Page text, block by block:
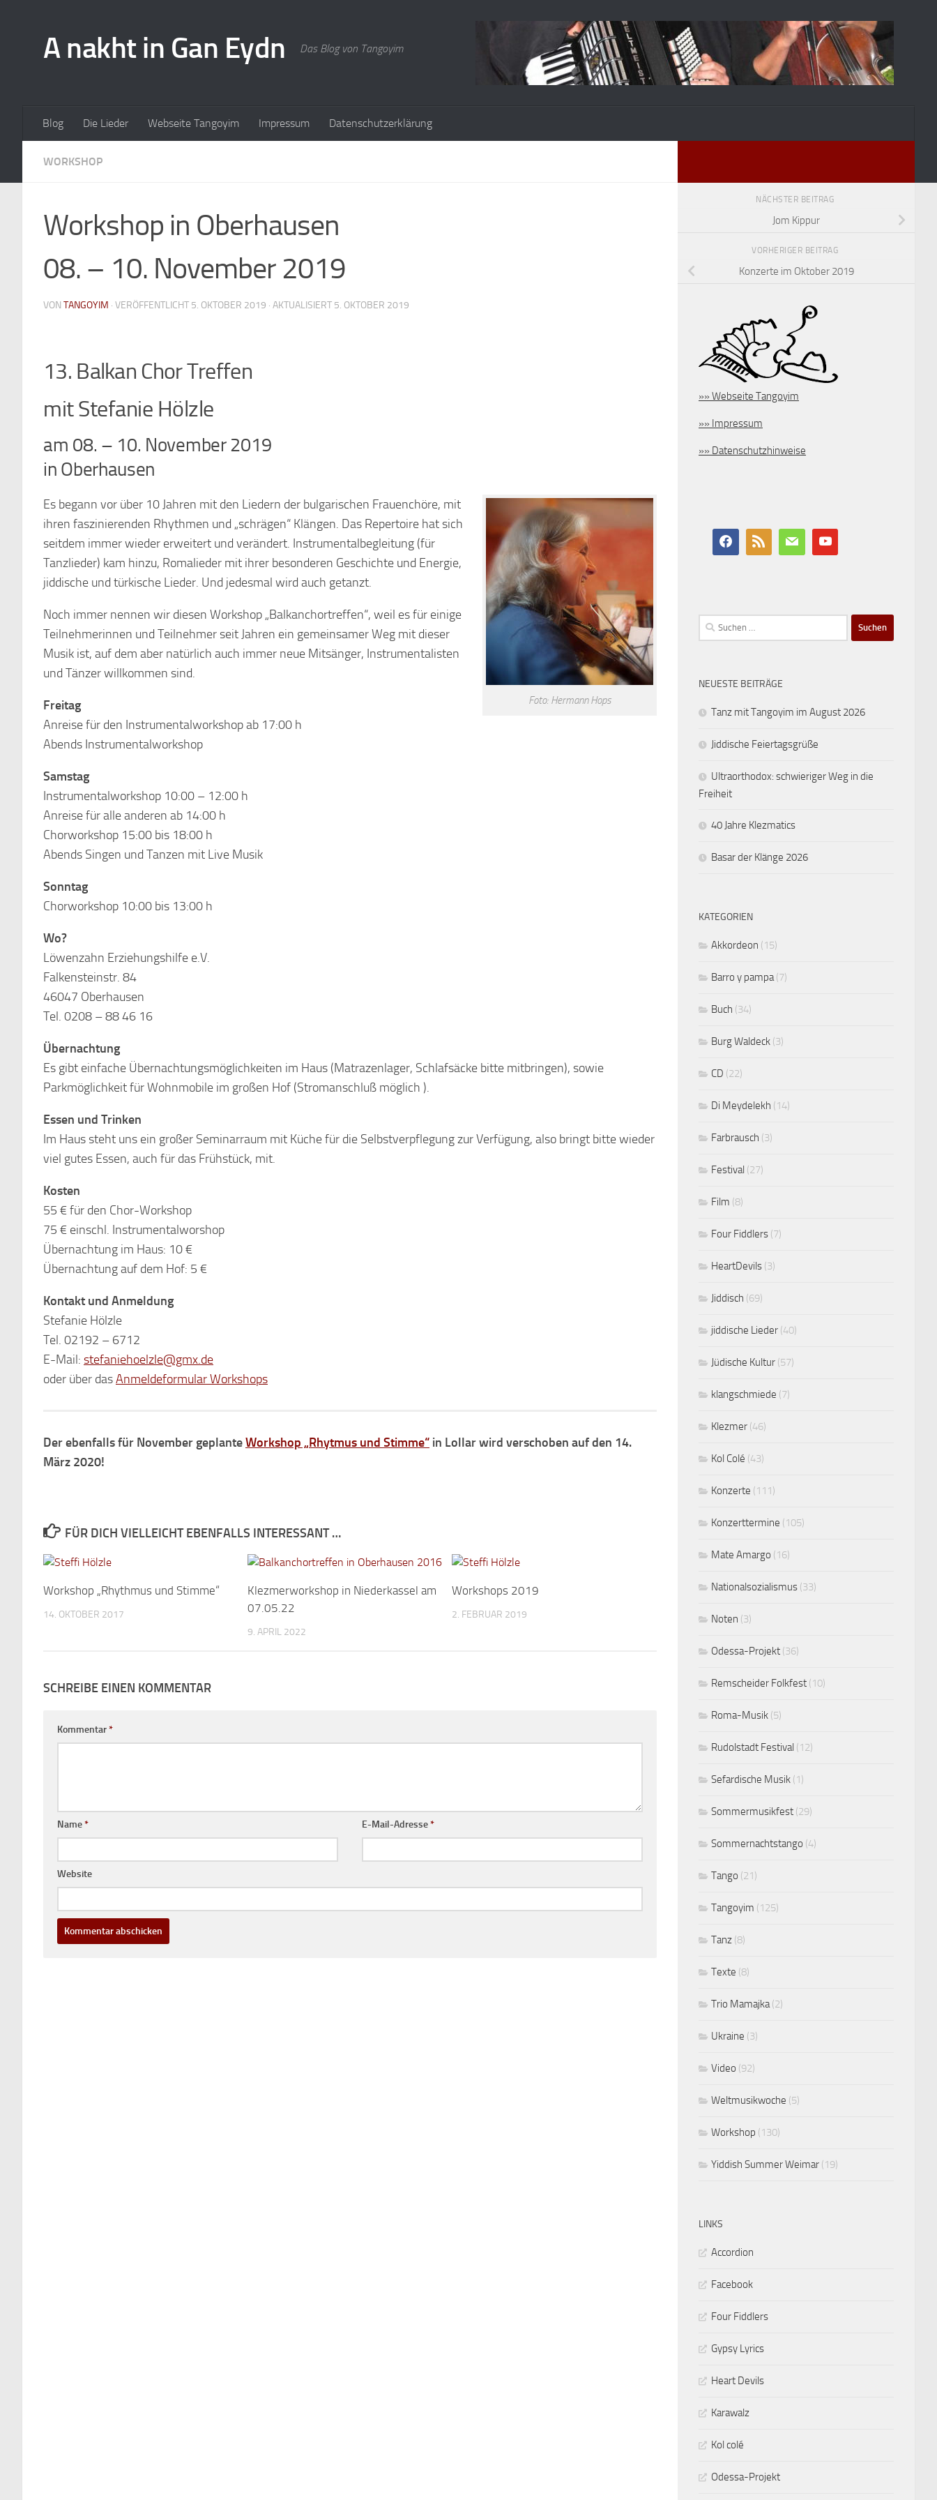
A nakht in Gan Eydn Das Blog von Tangoyim
Blog Die Lieder Webseite Tangoyim Impressum Datenschutzerklärung
WORKSHOP
Workshop in Oberhausen
08. – 10. November 2019
VON TANGOYIM · VERÖFFENTLICHT 5. OKTOBER 2019 · AKTUALISIERT 5. OKTOBER 2019
13. Balkan Chor Treffen
mit Stefanie Hölzle
am 08. – 10. November 2019
in Oberhausen
Foto: Hermann Hops
Es begann vor über 10 Jahren mit den Liedern der bulgarischen Frauenchöre, mit
ihren faszinierenden Rhythmen und „schrägen“ Klängen. Das Repertoire hat sich
seitdem immer wieder erweitert und verändert. Instrumentalbegleitung (für
Tanzlieder) kam hinzu, Romalieder mit ihrer besonderen Geschichte und Energie,
jiddische und türkische Lieder. Und jedesmal wird auch getanzt.
Noch immer nennen wir diesen Workshop „Balkanchortreffen“, weil es für einige
Teilnehmerinnen und Teilnehmer seit Jahren ein gemeinsamer Weg mit dieser
Musik ist, auf dem aber natürlich auch immer neue Mitsänger, Instrumentalisten
und Tänzer willkommen sind.
Freitag
Anreise für den Instrumentalworkshop ab 17:00 h
Abends Instrumentalworkshop
Samstag
Instrumentalworkshop 10:00 – 12:00 h
Anreise für alle anderen ab 14:00 h
Chorworkshop 15:00 bis 18:00 h
Abends Singen und Tanzen mit Live Musik
Sonntag
Chorworkshop 10:00 bis 13:00 h
Wo?
Löwenzahn Erziehungshilfe e.V.
Falkensteinstr. 84
46047 Oberhausen
Tel. 0208 – 88 46 16
Übernachtung
Es gibt einfache Übernachtungsmöglichkeiten im Haus (Matrazenlager, Schlafsäcke bitte mitbringen), sowie
Parkmöglichkeit für Wohnmobile im großen Hof (Stromanschluß möglich ).
Essen und Trinken
Im Haus steht uns ein großer Seminarraum mit Küche für die Selbstverpflegung zur Verfügung, also bringt bitte wieder
viel gutes Essen, auch für das Frühstück, mit.
Kosten
55 € für den Chor-Workshop
75 € einschl. Instrumentalworshop
Übernachtung im Haus: 10 €
Übernachtung auf dem Hof: 5 €
Kontakt und Anmeldung
Stefanie Hölzle
Tel. 02192 – 6712
E-Mail: stefaniehoelzle@gmx.de
oder über dasAnmeldeformular Workshops
Der ebenfalls für November geplanteWorkshop „Rhytmus und Stimme“ in Lollar wird verschoben auf den 14.
März 2020!
FÜR DICH VIELLEICHT EBENFALLS INTERESSANT …
Workshop „Rhythmus und Stimme“
14. OKTOBER 2017
Klezmerworkshop in Niederkassel am
07.05.22
9. APRIL 2022
Workshops 2019
2. FEBRUAR 2019
SCHREIBE EINEN KOMMENTAR
Kommentar*
Name* E-Mail-Adresse*
Website
NÄCHSTER BEITRAG
Jom Kippur
VORHERIGER BEITRAG
Konzerte im Oktober 2019
»» Webseite Tangoyim
»» Impressum
»» Datenschutzhinweise
Suchen
nach:
NEUESTE BEITRÄGE
Tanz mit Tangoyim im August 2026
Jiddische Feiertagsgrüße
Ultraorthodox: schwieriger Weg in die
Freiheit
40 Jahre Klezmatics
Basar der Klänge 2026
KATEGORIEN
Akkordeon (15)
Barro y pampa (7)
Buch (34)
Burg Waldeck (3)
CD (22)
Di Meydelekh (14)
Farbrausch (3)
Festival (27)
Film (8)
Four Fiddlers (7)
HeartDevils (3)
Jiddisch (69)
jiddische Lieder (40)
Jüdische Kultur (57)
klangschmiede (7)
Klezmer (46)
Kol Colé (43)
Konzerte (111)
Konzerttermine (105)
Mate Amargo (16)
Nationalsozialismus (33)
Noten (3)
Odessa-Projekt (36)
Remscheider Folkfest (10)
Roma-Musik (5)
Rudolstadt Festival (12)
Sefardische Musik (1)
Sommermusikfest (29)
Sommernachtstango (4)
Tango (21)
Tangoyim (125)
Tanz (8)
Texte (8)
Trio Mamajka (2)
Ukraine (3)
Video (92)
Weltmusikwoche (5)
Workshop (130)
Yiddish Summer Weimar (19)
LINKS
Accordion
Facebook
Four Fiddlers
Gypsy Lyrics
Heart Devils
Karawalz
Kol colé
Odessa-Projekt